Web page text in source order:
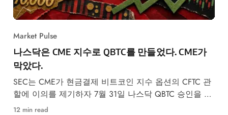
Market Pulse
나스닥은 CME 지수로 QBTC를 만들었다. CME가
막았다.
SEC는 CME가 현금결제 비트코인 지수 옵션의 CFTC 관
할에 이의를 제기하자 7월 31일 나스닥 QBTC 승인을 동
결했다.
12 min read